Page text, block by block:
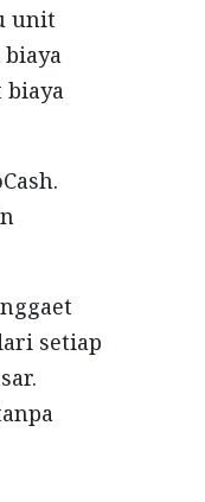
unit
biaya
setiap